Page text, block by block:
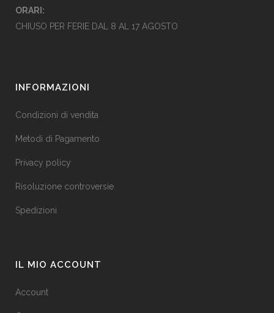
ORARI:
CHIUSO PER FERIE DAL 8 AL 17 AGOSTO
INFORMAZIONI
Condizioni di vendita
Metodi di Pagamento
Privacy policy
Risoluzione controversie
Spedizioni
IL MIO ACCOUNT
Account